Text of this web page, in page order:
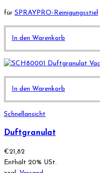
für SPRAYPRO-Reinigungsstiel
In den Warenkorb
In den Warenkorb
Schnellansicht
Duftgranulat
€21,82
Enthält 20% USt.